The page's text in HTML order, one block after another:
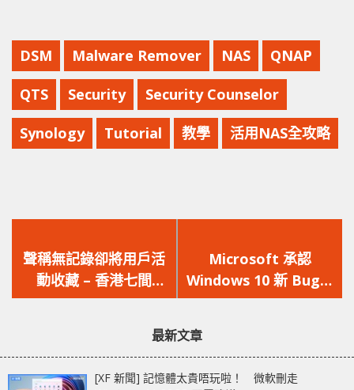
DSM Malware Remover NAS QNAP
QTS Security Security Counselor
Synology Tutorial 教學 活用NAS全攻略
一
篇
文
聲稱無記錄卻將用戶活
動收藏 – 香港七間
VPN 供應商讓 2 千萬
一
篇
文
Microsoft 承認
Windows 10 新 Bug：
錯誤顯示沒有網絡連接
最新文章
[XF 新聞] 記憶體太貴唔玩啦！ 微軟刪走